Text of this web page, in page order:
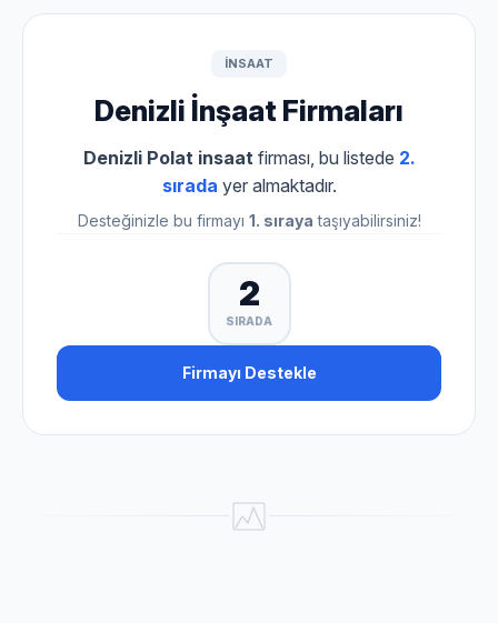
INSAAT
Denizli İnşaat Firmaları
Denizli Polat insaat firması, bu listede 2.
sırada yer almaktadır.
Desteğinizle bu firmayı 1. sıraya taşıyabilirsiniz!
2
SIRADA
Firmayı Destekle